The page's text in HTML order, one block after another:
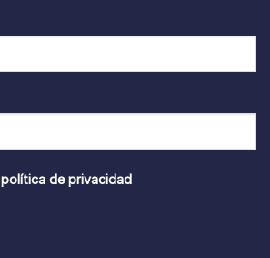
política de privacidad